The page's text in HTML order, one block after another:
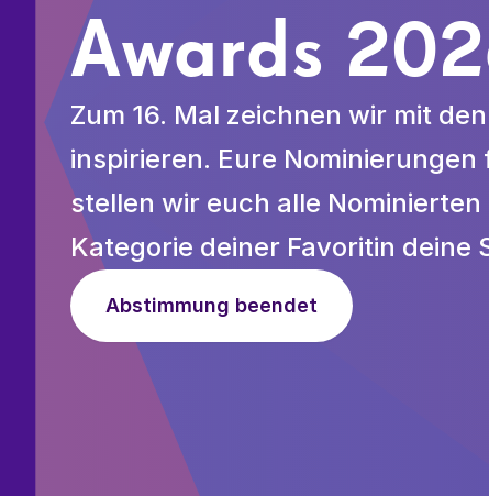
Awards
Zum 16. Mal zeichnen wir mit
inspirieren. Eure
stellen wir euch alle
Kategorie deiner Favoritin deine
Abstimmung beendet